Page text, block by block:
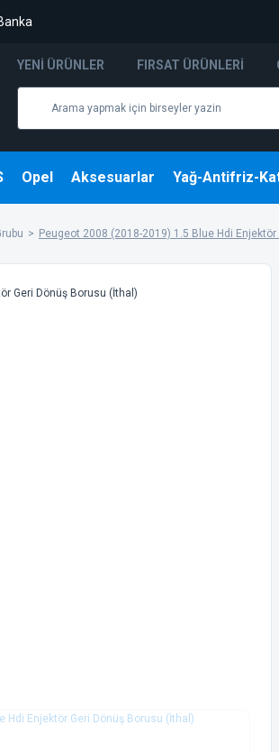
YENI ÜRÜNLER FIRSAT ÜRÜNLERI
Opel Aksesuarlar Yağ-Antifriz-
Peugeot 2008 (2018-2019) 1.5 Blue Hdi